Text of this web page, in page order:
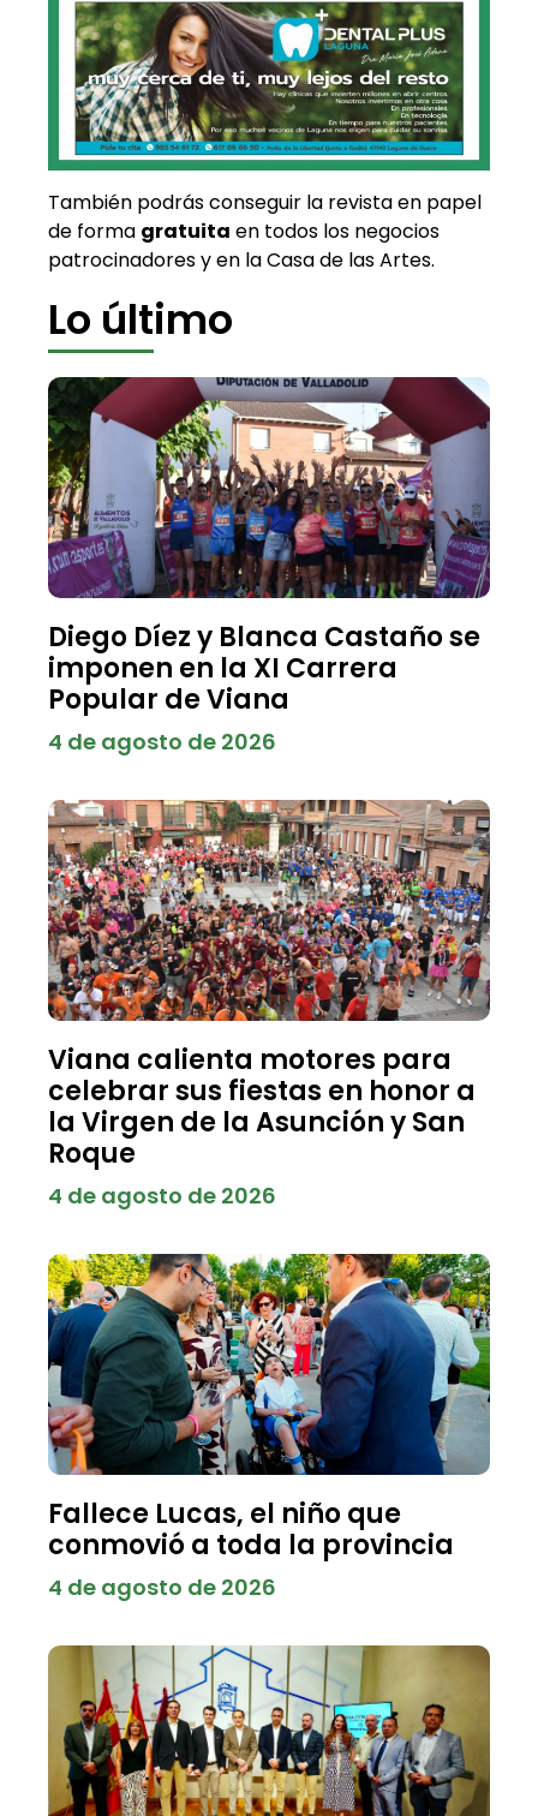
También podrás conseguir la revista en papel
de forma gratuita en todos los negocios
patrocinadores y en la Casa de las Artes.
Lo último
Diego Díez y Blanca Castaño se
imponen en la XI Carrera
Popular de Viana
4 de agosto de 2026
Viana calienta motores para
celebrar sus fiestas en honor a
la Virgen de la Asunción y San
Roque
4 de agosto de 2026
Fallece Lucas, el niño que
conmovió a toda la provincia
4 de agosto de 2026